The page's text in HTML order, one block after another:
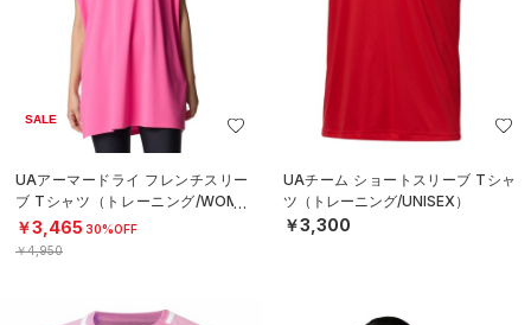
SALE
UAアーマードライ フレンチスリー
ブ Tシャツ（トレーニング/WOME
N）
￥3,465 30%OFF
￥4,950
UAチーム ショートスリーブ Tシャ
ツ（トレーニング/UNISEX）
￥3,300